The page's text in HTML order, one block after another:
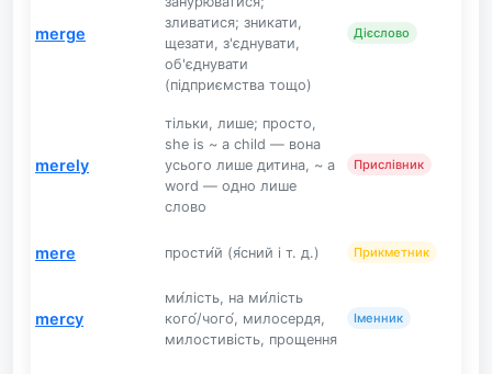
merge
зливатися; зникати,
щезати, з'єднувати,
об'єднувати
(підприємства тощо)
Дієслово
merely
тільки, лише; просто,
she is ~ a child — вона
усього лише дитина, ~ a
word — одно лише
слово
Прислівник
mere прости́й (я́сний і т. д.) Прикметник
mercy
ми́лість, на ми́лість
кого́/чого́, милосердя,
милостивість, прощення
Іменник